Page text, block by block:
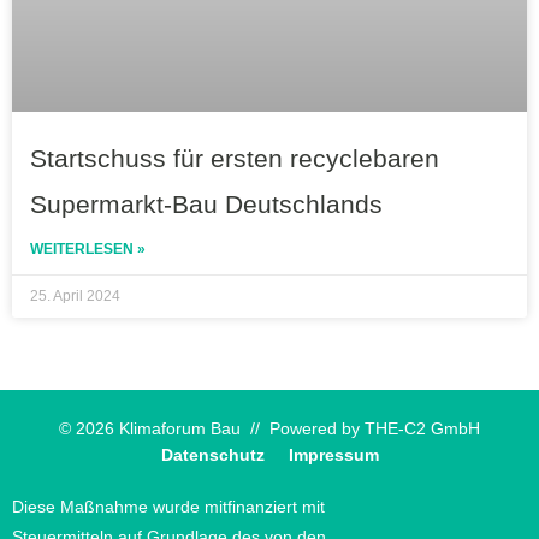
Startschuss für ersten recyclebaren
Supermarkt-Bau Deutschlands
WEITERLESEN »
25. April 2024
© 2026 Klimaforum Bau // Powered by THE-C2 GmbH
Datenschutz
Impressum
Diese Maßnahme wurde mitfinanziert mit